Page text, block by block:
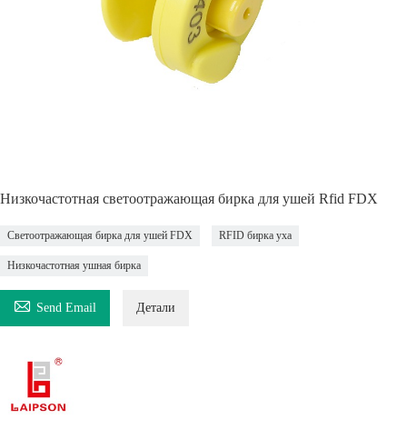
Низкочастотная светоотражающая бирка для ушей Rfid FDX
Светоотражающая бирка для ушей FDX RFID бирка уха
Низкочастотная ушная бирка
 Send Email Детали